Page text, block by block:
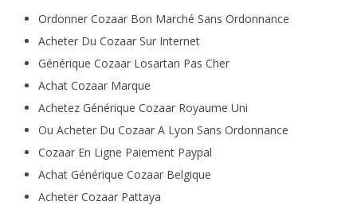
Ordonner Cozaar Bon Marché Sans Ordonnance
Acheter Du Cozaar Sur Internet
Générique Cozaar Losartan Pas Cher
Achat Cozaar Marque
Achetez Générique Cozaar Royaume Uni
Ou Acheter Du Cozaar A Lyon Sans Ordonnance
Cozaar En Ligne Paiement Paypal
Achat Générique Cozaar Belgique
Acheter Cozaar Pattaya